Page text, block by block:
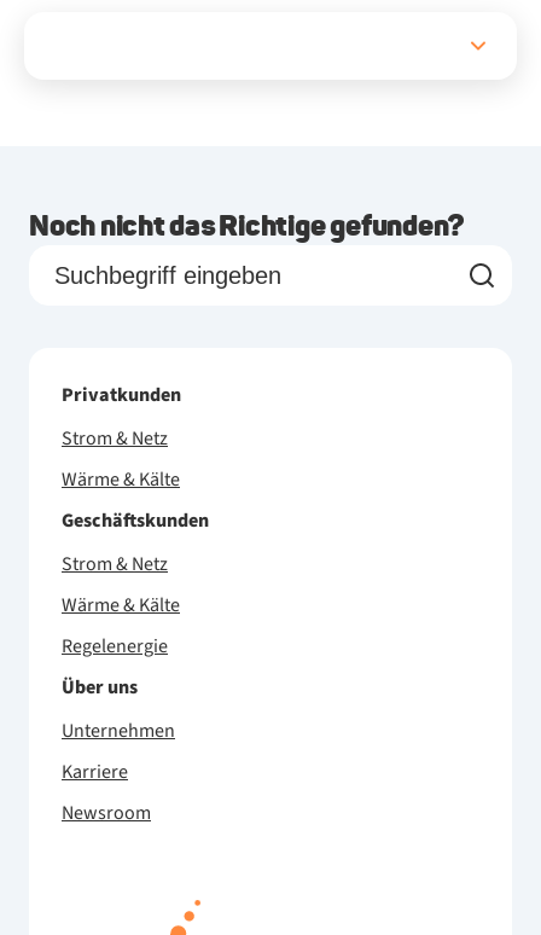
Noch nicht das Richtige gefunden?
Privatkunden
Strom & Netz
Wärme & Kälte
Geschäftskunden
Strom & Netz
Wärme & Kälte
Regelenergie
Über uns
Unternehmen
Karriere
Newsroom